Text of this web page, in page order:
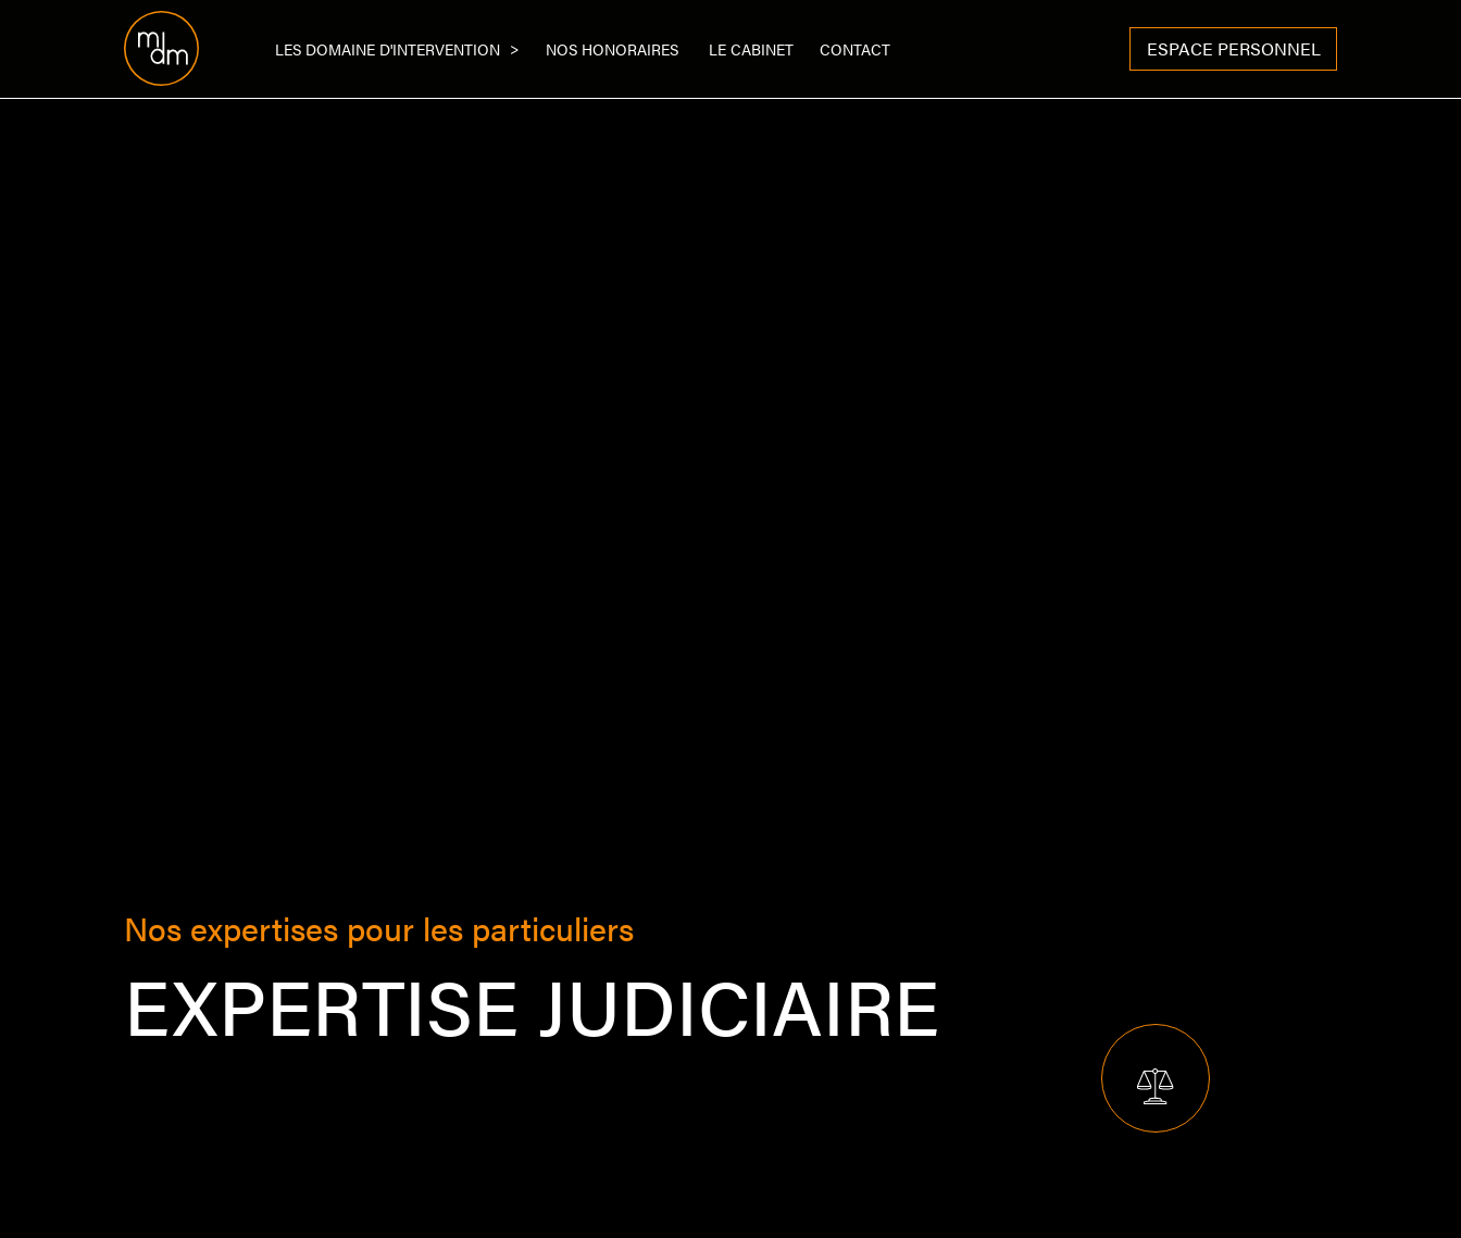
LES DOMAINE D'INTERVENTION > NOS HONORAIRES LE CABINET CONTACT ESPACE PERSONNEL
Nos expertises pour les particuliers
EXPERTISE JUDICIAIRE